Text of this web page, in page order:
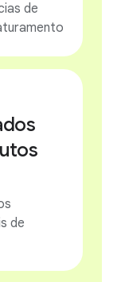
de
de